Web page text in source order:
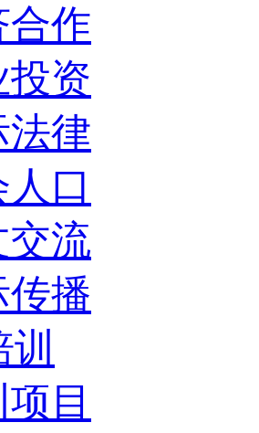
合作
投资
法律
口
交流
传播
目